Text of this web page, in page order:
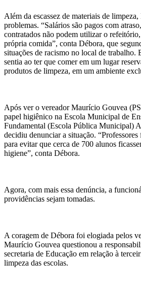
Além da escassez de materiais de
problemas. “Salários são pagos com
contratados não podem utilizar o
própria comida”, conta Débora, que
situações de racismo no local de trabalho.
sentia ao ter que comer em um lugar
produtos de limpeza, em um ambiente
Após ver o vereador Maurício Gouvea
papel higiênico na Escola Municipal de
Fundamental (Escola Pública Municipal)
decidiu denunciar a situação.
para evitar que cerca de 700 alunos
higiene”, conta Débora.
Agora, com mais essa denúncia, a
providências sejam tomadas.
A coragem de Débora foi elogiada pelos
Maurício Gouvea questionou a
secretaria de Educação em relação à
limpeza das escolas.